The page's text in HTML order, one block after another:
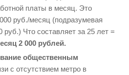
платы в месяц. Это
руб./месяц (подразумевая
руб.) Что составляет за 25 лет =
2 000 рублей.
общественным
с отсутствием метро в